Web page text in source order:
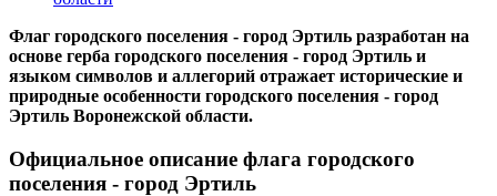
Флаг городского поселения - город Эртиль разработан на
основе герба городского поселения - город Эртиль и
языком символов и аллегорий отражает исторические и
природные особенности городского поселения - город
Эртиль Воронежской области.
Официальное описание флага городского
поселения - город Эртиль